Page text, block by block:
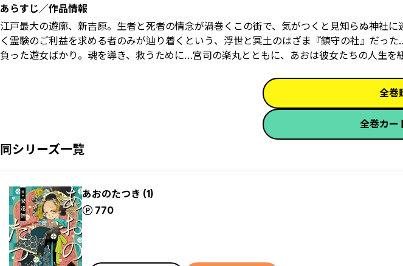
あらすじ／作品情報
江戸最大の遊廓、新吉原。生者と死者の情念が渦巻くこの街で、気がつくと見知らぬ神社
く霊験のご利益を求める者のみが辿り着くという、浮世と冥土のはざま『鎮守の社』だっ
負った遊女ばかり。魂を導き、救うために…宮司の楽丸とともに、あおは彼女たちの人生
全巻
全巻カー
同シリーズ一覧
あおのたつき (1)
770
ポイント